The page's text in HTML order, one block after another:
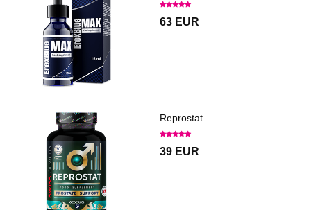
63 EUR
Reprostat
39 EUR